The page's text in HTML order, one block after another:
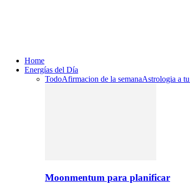
Home
Energías del Día
TodoAfirmacion de la semanaAstrologia a
Moonmentum para planificar